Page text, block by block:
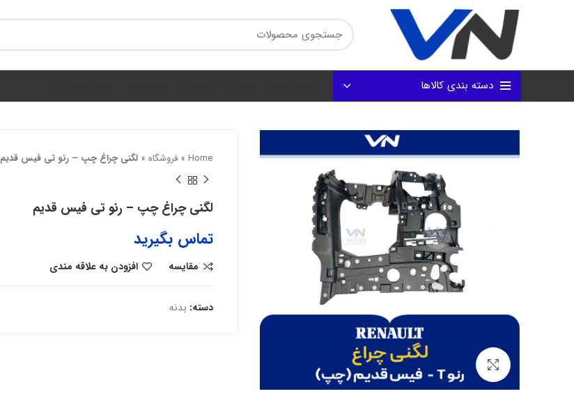
دسته بندی کالاها
بزرگنمایی تصویر
Home
»فروشگاه »لگنی چراغ چپ – رنو تی فیس قدیم
لگنی چراغ چپ – رنو تی فیس قدیم
تماس بگیرید
مقایسه افزودن به علاقه مندی
دسته: بدنه